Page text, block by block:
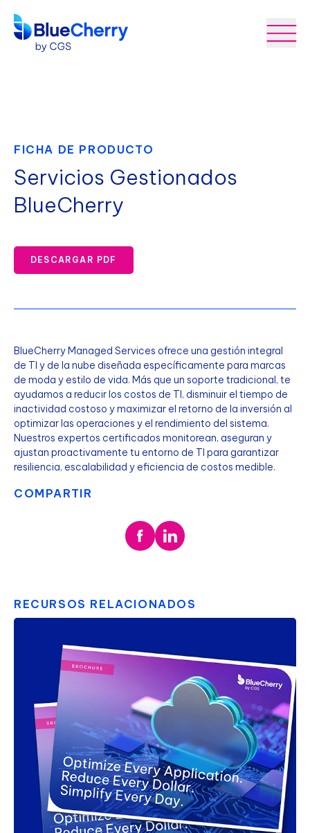
FICHA DE PRODUCTO
Servicios Gestionados
BlueCherry
DESCARGAR PDF
BlueCherry Managed Services ofrece una gestión integral
de TI y de la nube diseñada específicamente para marcas
de moda y estilo de vida. Más que un soporte tradicional, te
ayudamos a reducir los costos de TI, disminuir el tiempo de
inactividad costoso y maximizar el retorno de la inversión al
optimizar las operaciones y el rendimiento del sistema.
Nuestros expertos certificados monitorean, aseguran y
ajustan proactivamente tu entorno de TI para garantizar
resiliencia, escalabilidad y eficiencia de costos medible.
COMPARTIR
RECURSOS RELACIONADOS